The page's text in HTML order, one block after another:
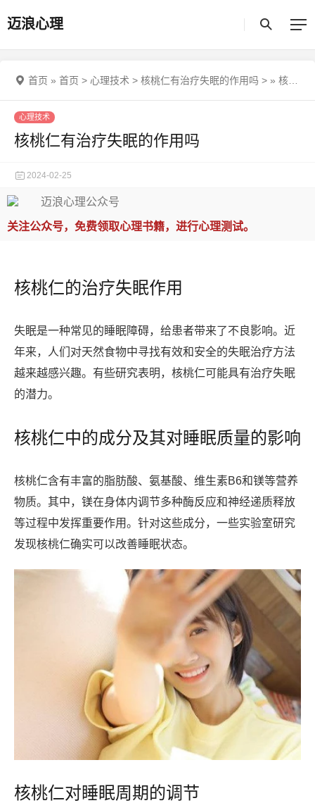
迈浪心理
首页 » 首页 > 心理技术 > 核桃仁有治疗失眠的作用吗 > » 核桃仁有治疗失眠的作用吗
心理技术
核桃仁有治疗失眠的作用吗
2024-02-25
关注公众号，免费领取心理书籍，进行心理测试。
核桃仁的治疗失眠作用
失眠是一种常见的睡眠障碍，给患者带来了不良影响。近
年来，人们对天然食物中寻找有效和安全的失眠治疗方法
越来越感兴趣。有些研究表明，核桃仁可能具有治疗失眠
的潜力。
核桃仁中的成分及其对睡眠质量的影响
核桃仁含有丰富的脂肪酸、氨基酸、维生素B6和镁等营养
物质。其中，镁在身体内调节多种酶反应和神经递质释放
等过程中发挥重要作用。针对这些成分，一些实验室研究
发现核桃仁确实可以改善睡眠状态。
核桃仁对睡眠周期的调节